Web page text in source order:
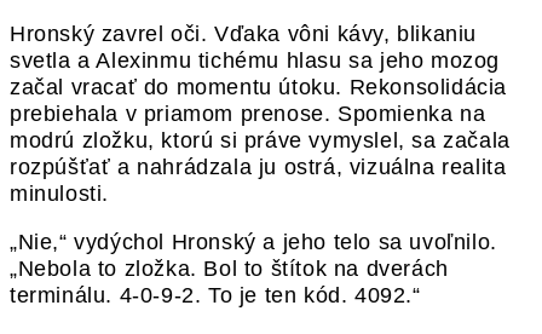
Hronský zavrel oči. Vďaka vôni kávy, blikaniu
svetla a Alexinmu tichému hlasu sa jeho mozog
začal vracať do momentu útoku. Rekonsolidácia
prebiehala v priamom prenose. Spomienka na
modrú zložku, ktorú si práve vymyslel, sa začala
rozpúšťať a nahrádzala ju ostrá, vizuálna realita
minulosti.
„Nie,“ vydýchol Hronský a jeho telo sa uvoľnilo.
„Nebola to zložka. Bol to štítok na dverách
terminálu. 4-0-9-2. To je ten kód. 4092.“